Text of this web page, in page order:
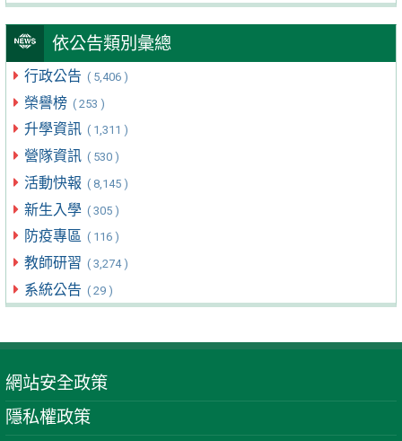
依公告類別彙總
行政公告 ( 5,406 )
榮譽榜 ( 253 )
升學資訊 ( 1,311 )
營隊資訊 ( 530 )
活動快報 ( 8,145 )
新生入學 ( 305 )
防疫專區 ( 116 )
教師研習 ( 3,274 )
系統公告 ( 29 )
網站安全政策
隱私權政策